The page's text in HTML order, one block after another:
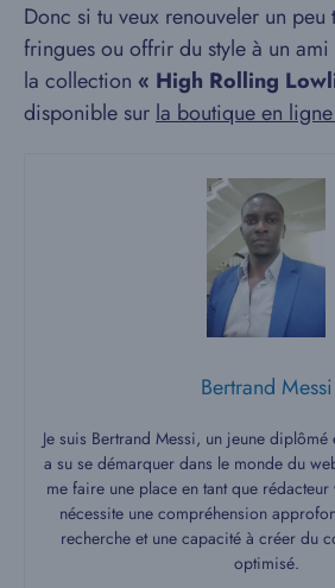
Donc si tu veux renouveler un
fringues ou offrir du style à un ami
la collection « High Rolling
disponible surla boutique en
Bertrand Messi
Je suis Bertrand Messi, un jeune
a su se démarquer dans le monde du
me faire une place en tant que
nécessite une compréhension
recherche et une capacité à créer du
optimisé.